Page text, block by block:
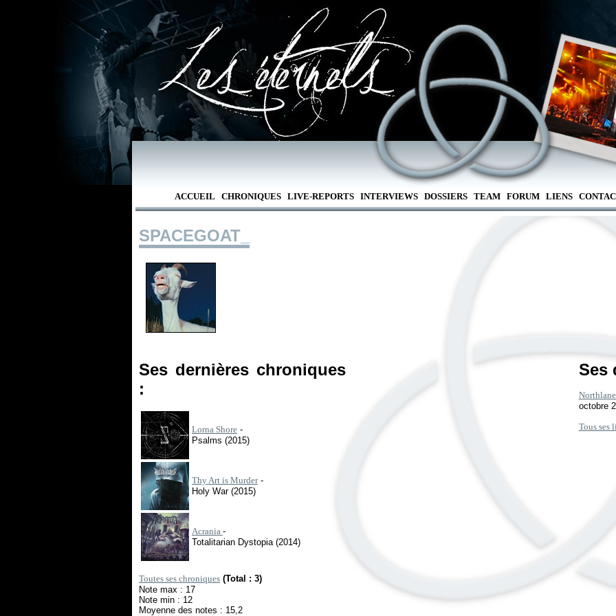
ACCUEIL CHRONIQUES LIVE-REPORTS INTERVIEWS DOSSIERS TEAM FORUM LIENS
SPACEGOAT_
Ses dernières chroniques
:
Lorna Shore -
Psalms (2015)
Thy Art is Murder-
Holy War (2015)
Acrania -
Totalitarian Dystopia (2014)
Toutes ses chroniques (Total : 3)
Note max : 17
Note min : 12
Moyenne des notes : 15,2
Ses
octobre
Tous ses